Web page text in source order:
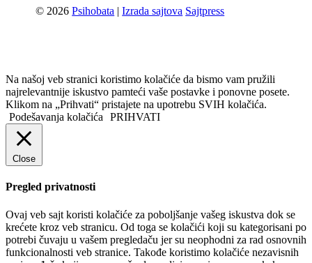
© 2026Psihobata |Izrada sajtova Sajtpress
Na našoj veb stranici koristimo kolačiće da bismo vam pružili
najrelevantnije iskustvo pamteći vaše postavke i ponovne posete.
Klikom na „Prihvati“ pristajete na upotrebu SVIH kolačića.
Podešavanja kolačića
PRIHVATI
Close
Pregled privatnosti
Ovaj veb sajt koristi kolačiće za poboljšanje vašeg iskustva dok se
krećete kroz veb stranicu. Od toga se kolačići koji su kategorisani po
potrebi čuvaju u vašem pregledaču jer su neophodni za rad osnovnih
funkcionalnosti veb stranice. Takođe koristimo kolačiće nezavisnih